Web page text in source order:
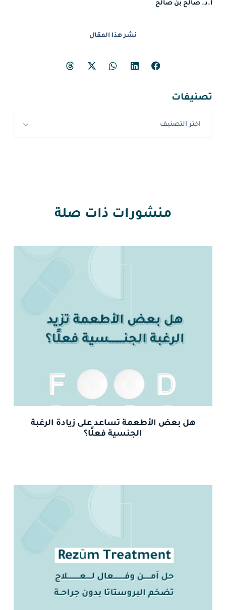
أ.د. صالح بن صالح
نشر هذا المقال
تصنيفات
اختر التصنيف
منشورات ذات صلة
هل بعض الأطعمة تساعد على زيادة الرغبة
الجنسية فعلًا؟